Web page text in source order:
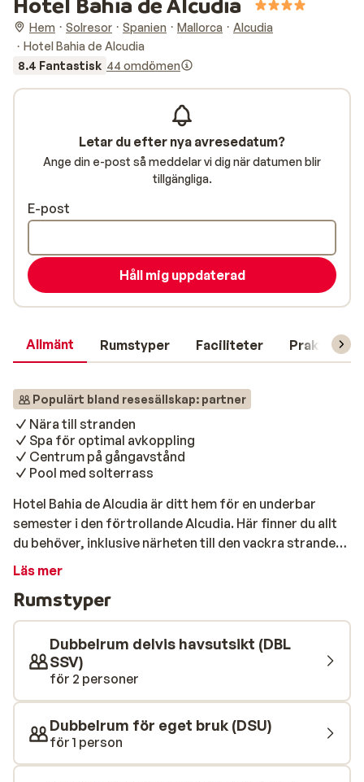
Hem Solresor Spanien Mallorca
Alcudia
Hotel Bahia de Alcudia
8.4 Fantastisk 44 omdömen
Allmänt Rumstyper Faciliteter Praktisk
Populärt bland resesällskap: partner
Nära till stranden
Spa för optimal avkoppling
Centrum på gångavstånd
Pool med solterrass
Hotel Bahia de Alcudia är ditt hem för en underbar
semester i den förtrollande Alcudia. Här finner du allt
du behöver, inklusive närheten till den vackra stranden.
Slappna av på en solstol vid poolen och upplev sann ro.
och njut av förstklassig mat i den moderna
restaurangen. I baren kan du höja glaset med din
favoritdrink. Glöm inte att ge dig ut och utforska den
bedårande ön ibland! Stranden är lättåtkomlig, bara en
promenad på 250 meter bort och perfekt för de som
älskar havet. Hotellets pool är en fristad för
avkoppling och har solstolar som väntar på dig. Njut av
avkopplande stunder i solen eller skuggan vid poolen.
Hotel Bahia de Alcudia bjuder på kulinariska upplevelser
Läs mer
Rumstyper
Dubbelrum delvis havsutsikt (DBL
SSV)
för 2 personer
Dubbelrum för eget bruk (DSU)
för 1 person
Letar du efter nya avresedatum?
Ange din e-post så meddelar vi dig när datumen blir
tillgängliga.
E-post
Håll mig uppdaterad